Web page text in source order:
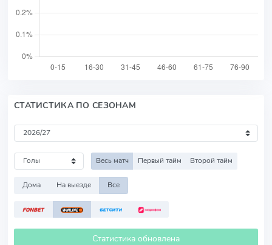
СТАТИСТИКА ПО СЕЗОНАМ
Весь матч Первый тайм Второй тайм
Дома На выезде Все
Статистика обновлена